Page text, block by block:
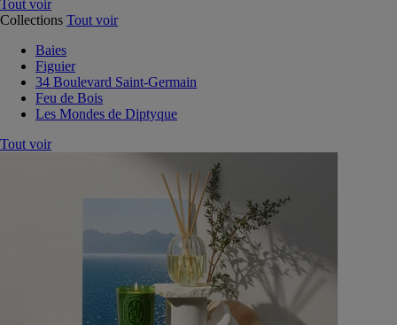
Tout voir
Collections Tout voir
Baies
Figuier
34 Boulevard Saint-Germain
Feu de Bois
Les Mondes de Diptyque
Tout voir